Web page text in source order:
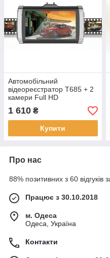
Автомобільний
відеореєстратор T685 + 2
камери Full HD
1 610 ₴
Купити
Про нас
88% позитивних з 60 відгуків
Працює з 30.10.2018
м. Одеса
Одеса, Україна
Контакти